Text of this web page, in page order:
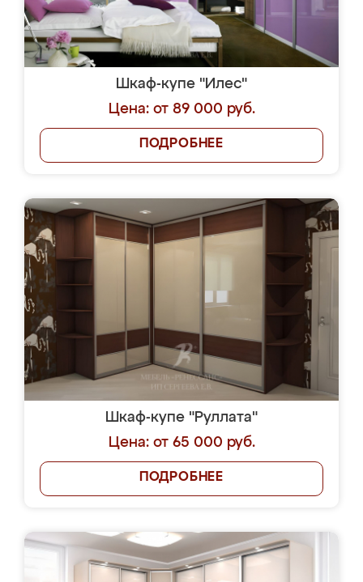
Шкаф-купе "Илес"
Цена: от 89 000 руб.
ПОДРОБНЕЕ
Шкаф-купе "Руллата"
Цена: от 65 000 руб.
ПОДРОБНЕЕ